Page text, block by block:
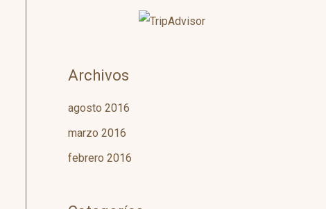
Archivos
agosto 2016
marzo 2016
febrero 2016